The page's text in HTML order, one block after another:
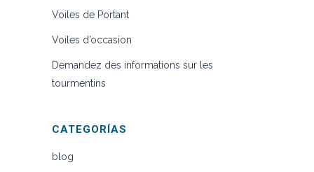
Voiles de Portant
Voiles d’occasion
Demandez des informations sur les
tourmentins
CATEGORÍAS
blog